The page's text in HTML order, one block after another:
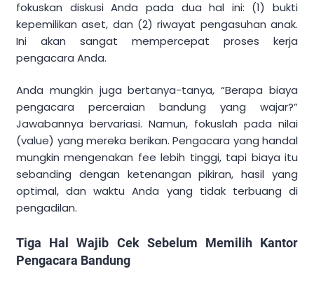
fokuskan diskusi Anda pada dua hal ini: (1) bukti
kepemilikan aset, dan (2) riwayat pengasuhan anak.
Ini akan sangat mempercepat proses kerja
pengacara Anda.
Anda mungkin juga bertanya-tanya, “Berapa biaya
pengacara perceraian bandung yang wajar?”
Jawabannya bervariasi. Namun, fokuslah pada nilai
(value) yang mereka berikan. Pengacara yang handal
mungkin mengenakan fee lebih tinggi, tapi biaya itu
sebanding dengan ketenangan pikiran, hasil yang
optimal, dan waktu Anda yang tidak terbuang di
pengadilan.
Tiga Hal Wajib Cek Sebelum Memilih Kantor
Pengacara Bandung